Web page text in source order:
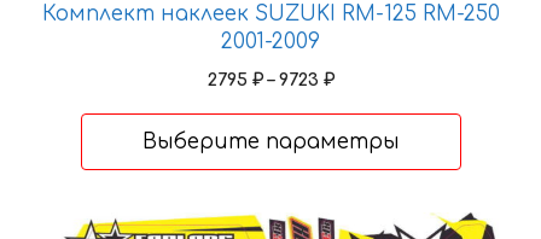
Комплект наклеек SUZUKI RM-125 RM-250
2001-2009
2795 ₽ – 9723 ₽Диапазон
–
Выберите параметры
Этот